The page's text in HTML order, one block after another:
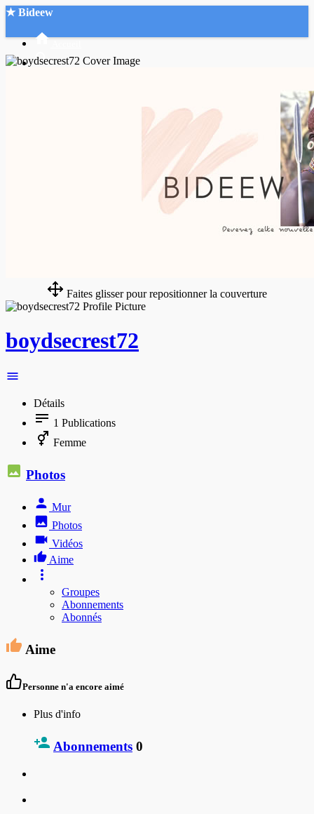
★ Bideew
Faites glisser pour repositionner la couverture
boydsecrest72
Détails
1 Publications
Femme
Photos
Mur
Photos
Vidéos
Aime
Groupes
Abonnements
Abonnés
Aime
Personne n'a encore aimé
Plus d'info
Abonnements 0